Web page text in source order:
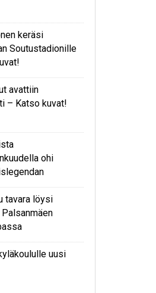
keräsi
Soutustadionille
avattiin
– Katso kuvat!
ohi
tavara löysi
uusi